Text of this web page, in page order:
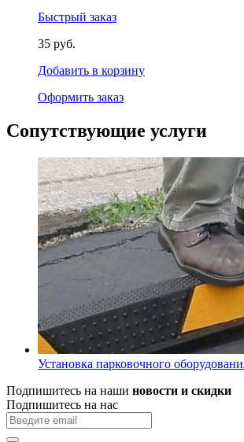
Быстрый заказ
35 руб.
Добавить в корзину
Оформить заказ
Сопутствующие услуги
Установка парковочного
Подпишитесь на наши новости и скидки
Подпишитесь на нас